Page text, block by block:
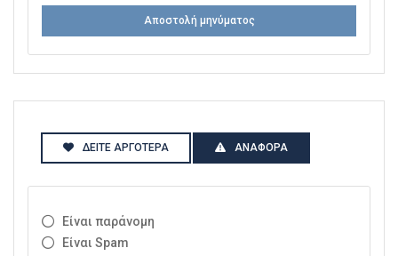
Αποστολή μηνύματος
ΔΕΊΤΕ ΑΡΓΌΤΕΡΑ ΑΝΑΦΟΡΆ
Είναι παράνομη
Είναι Spam